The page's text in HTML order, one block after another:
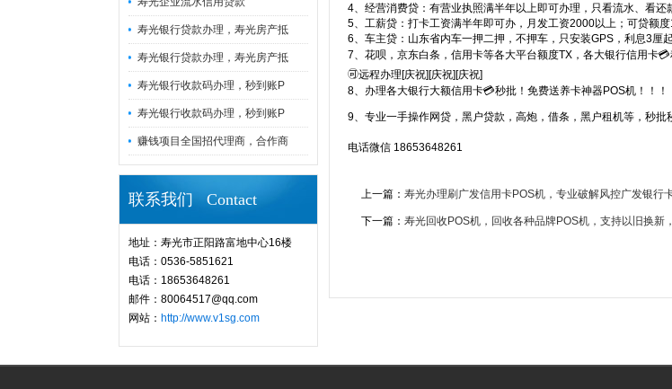
寿光银行贷款办理，寿光房产抵
寿光银行贷款办理，寿光房产抵
寿光银行收款码办理，秒到账P
寿光银行收款码办理，秒到账P
赚钱项目全国招代理商，合作商
联系我们 Contact
地址：寿光市正阳路富地中心16楼
电话：0536-5851621
电话：18653648261
邮件：80064517@qq.com
网站： http://www.v1sg.com
4、经营消费贷：有营业执照满半年以上即可办理，只看流水、看还
5、工薪贷：打卡工资满半年即可办，月发工资2000以上；可贷额
6、车主贷：山东省内车一押二押，不押车，只安装GPS，利息3厘
7、花呗，京东白条，信用卡等各大平台额度TX，各大银行信用卡💳
🉑远程办理[庆祝][庆祝][庆祝]
8、办理各大银行大额信用卡💳秒批！免费送养卡神器POS机！！！
9、专业一手操作网贷，黑户贷款，高炮，借条，黑户租机等
电话微信 18653648261
上一篇： 寿光办理刷广发信用卡POS机，专业破解风控广发银行
下一篇： 寿光回收POS机，回收各种品牌POS机，支持以旧换新